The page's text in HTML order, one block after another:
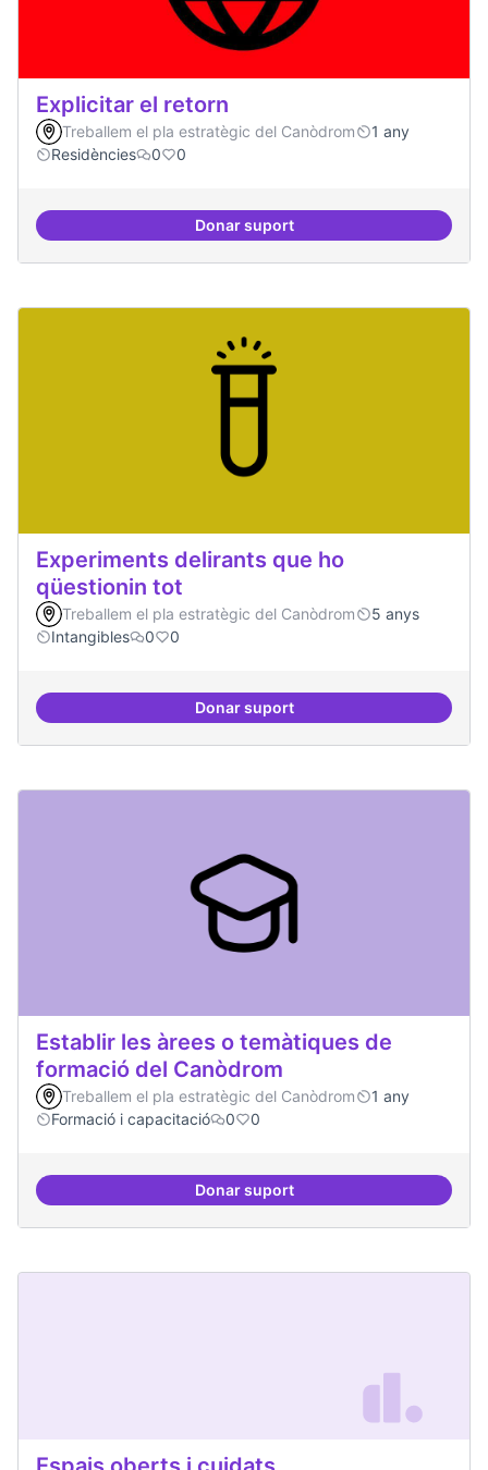
Explicitar el retorn
Treballem el pla estratègic del Canòdrom
1 any
Residències
0 0
Donar suportExplicitar el retorn
Experiments delirants que ho
qüestionin tot
Treballem el pla estratègic del Canòdrom
5 anys
Intangibles
0 0
Donar suportExperiments delirants que ho
Establir les àrees o temàtiques de
formació del Canòdrom
Treballem el pla estratègic del Canòdrom
1 any
Formació i capacitació
0 0
Donar suportEstablir les àrees o temàtiques